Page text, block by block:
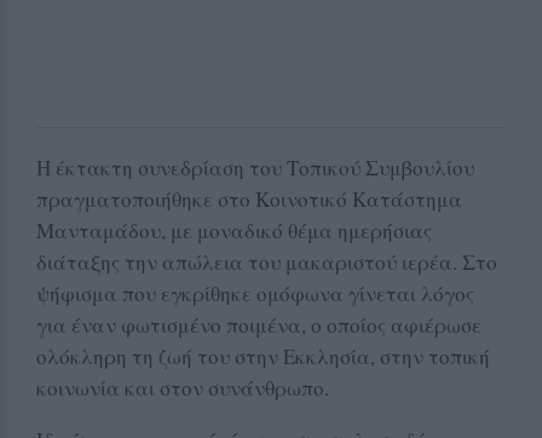
Η έκτακτη συνεδρίαση του Τοπικού Συμβουλίου
πραγματοποιήθηκε στο Κοινοτικό Κατάστημα
Μανταμάδου, με μοναδικό θέμα ημερήσιας
διάταξης την απώλεια του μακαριστού ιερέα. Στο
ψήφισμα που εγκρίθηκε ομόφωνα γίνεται λόγος
για έναν φωτισμένο ποιμένα, ο οποίος αφιέρωσε
ολόκληρη τη ζωή του στην Εκκλησία, στην τοπική
κοινωνία και στον συνάνθρωπο.